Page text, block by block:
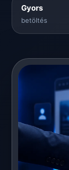
Gyors
betöltés